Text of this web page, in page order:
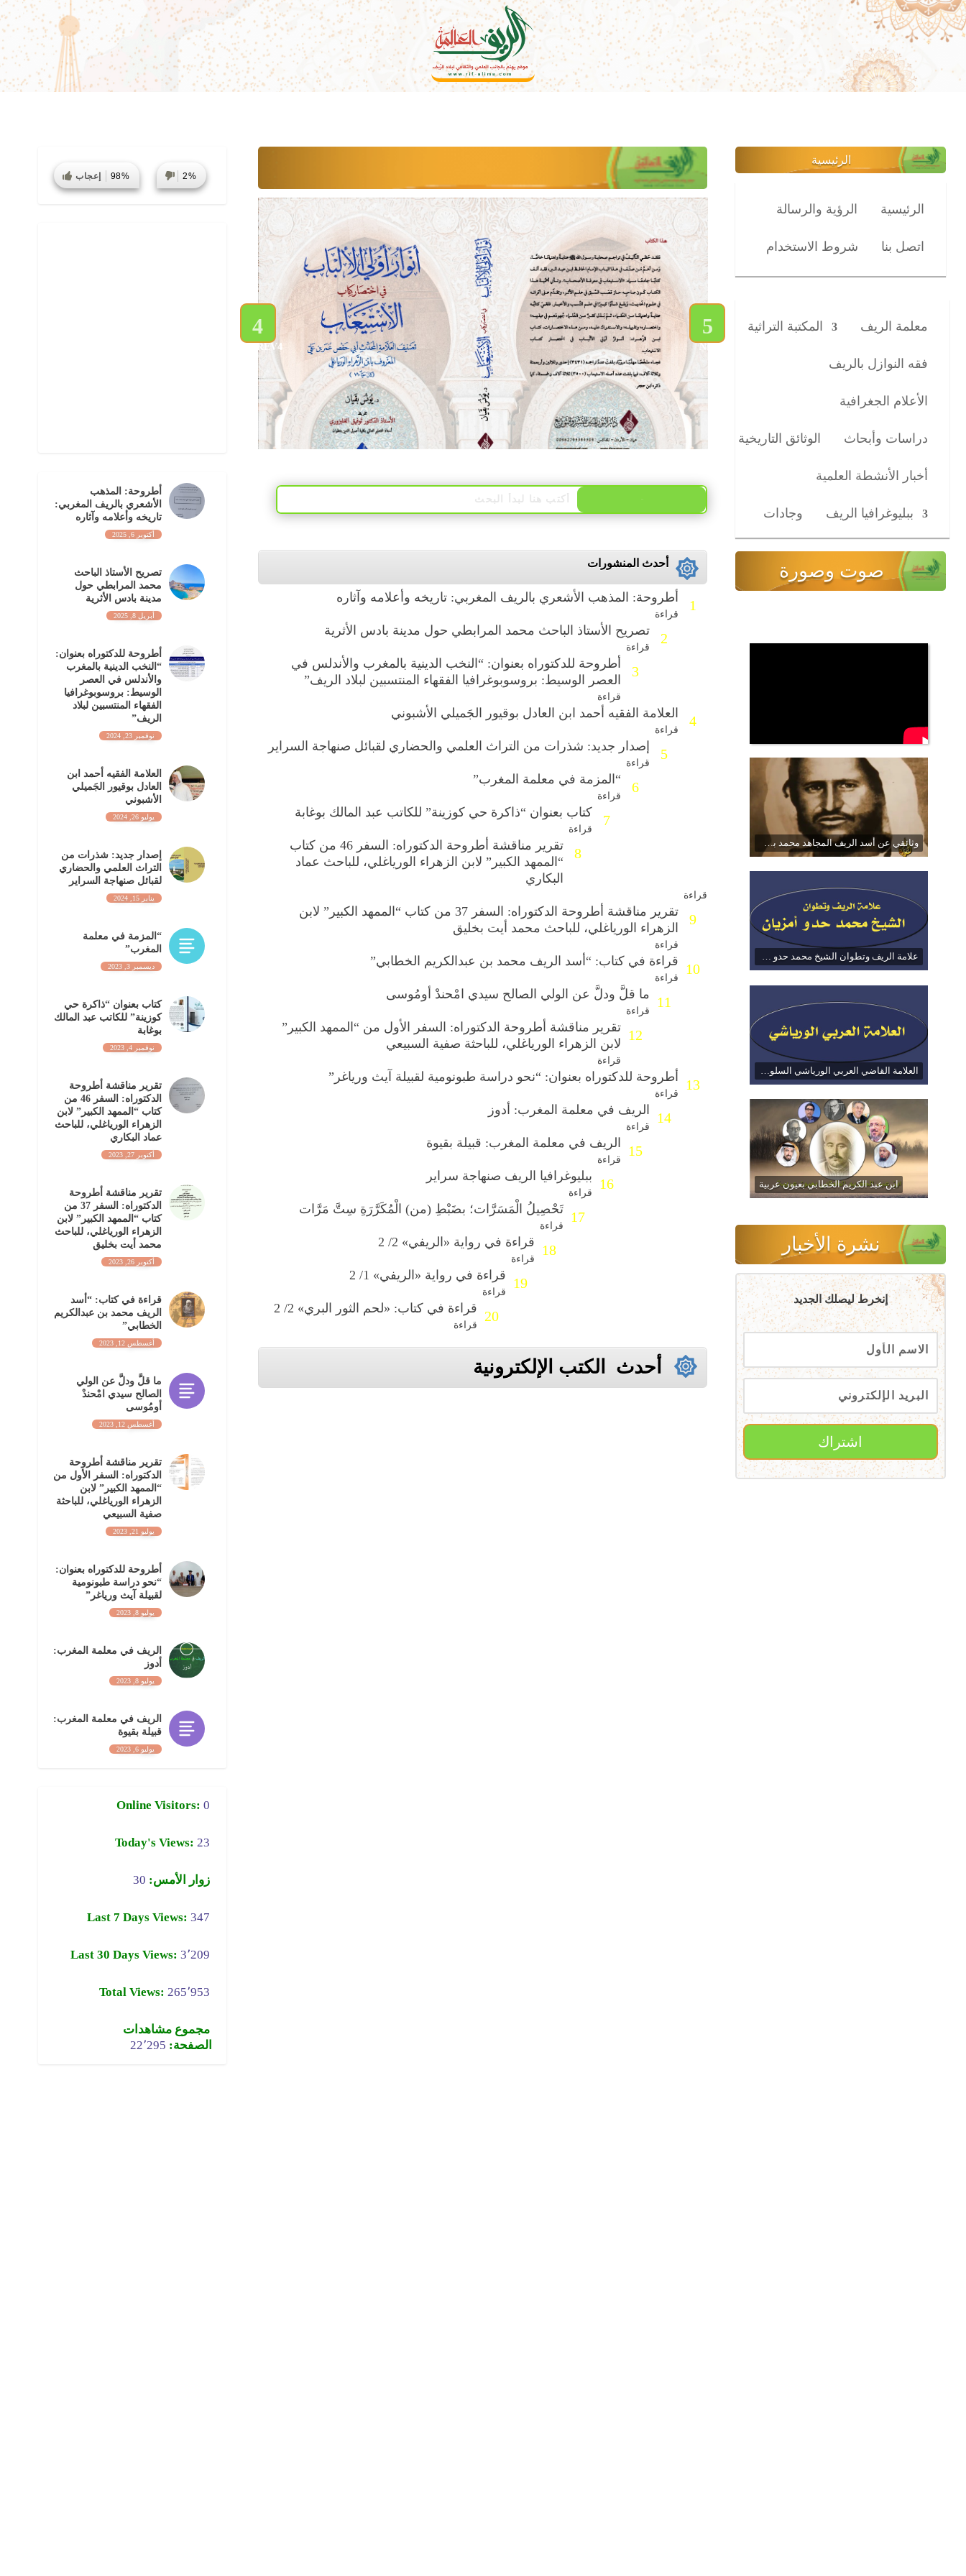
إعجاب 98% 2%
أطروحة: المذهب
الأشعري بالريف المغربي:
تاريخه وأعلامه وآثاره
أكتوبر 6, 2025
تصريح الأستاذ الباحث
محمد المرابطي حول
مدينة بادس الأثرية
أبريل 8, 2025
أطروحة للدكتوراه بعنوان:
“النخب الدينية بالمغرب
والأندلس في العصر
الوسيط: بروسوبوغرافيا
الفقهاء المنتسبين لبلاد
الريف”
نوفمبر 23, 2024
العلامة الفقيه أحمد ابن
العادل بوقيور الجَميلي
الأشبوني
يوليو 26, 2024
إصدار جديد: شذرات من
التراث العلمي والحضاري
لقبائل صنهاجة السراير
يناير 15, 2024
“المزمة في معلمة
المغرب”
ديسمبر 3, 2023
كتاب بعنوان “ذاكرة حي
كوزينة” للكاتب عبد المالك
بوغابة
نوفمبر 4, 2023
تقرير مناقشة أطروحة
الدكتوراه: السفر 46 من
كتاب “الممهد الكبير” لابن
الزهراء الورياغلي، للباحث
عماد البكاري
أكتوبر 27, 2023
تقرير مناقشة أطروحة
الدكتوراه: السفر 37 من
كتاب “الممهد الكبير” لابن
الزهراء الورياغلي، للباحث
محمد أيت بخليق
أكتوبر 26, 2023
قراءة في كتاب: “أسد
الريف محمد بن عبدالكريم
الخطابي”
أغسطس 12, 2023
ما قلَّ ودلَّ عن الولي
الصالح سيدي امْحندْ
أومُوسى
أغسطس 12, 2023
تقرير مناقشة أطروحة
الدكتوراه: السفر الأول من
“الممهد الكبير” لابن
الزهراء الورياغلي، للباحثة
صفية السبيعي
يوليو 21, 2023
أطروحة للدكتوراه بعنوان:
“نحو دراسة طبونومية
لقبيلة آيث ورياغر”
يوليو 8, 2023
الريف في معلمة المغرب:
أدوز
يوليو 8, 2023
الريف في معلمة المغرب:
قبيلة بقيوة
يوليو 6, 2023
Online Visitors:0
Today's Views:23
زوار الأمس: 30
Last 7 Days Views:347
Last 30 Days Views:3٬209
Total Views:265٬953
مجموع مشاهدات
الصفحة: 22٬295
PREV NEXT
أحدث المنشورات
1 أطروحة: المذهب الأشعري بالريف المغربي: تاريخه وأعلامه وآثاره
قراءة
2 تصريح الأستاذ الباحث محمد المرابطي حول مدينة بادس الأثرية
قراءة
3
أطروحة للدكتوراه بعنوان: “النخب الدينية بالمغرب والأندلس في
العصر الوسيط: بروسوبوغرافيا الفقهاء المنتسبين لبلاد الريف”
قراءة
4 العلامة الفقيه أحمد ابن العادل بوقيور الجَميلي الأشبوني
قراءة
5 إصدار جديد: شذرات من التراث العلمي والحضاري لقبائل صنهاجة السراير
قراءة
6 “المزمة في معلمة المغرب”
قراءة
7 كتاب بعنوان “ذاكرة حي كوزينة” للكاتب عبد المالك بوغابة
قراءة
8
تقرير مناقشة أطروحة الدكتوراه: السفر 46 من كتاب
“الممهد الكبير” لابن الزهراء الورياغلي، للباحث عماد
البكاري
قراءة
9
تقرير مناقشة أطروحة الدكتوراه: السفر 37 من كتاب “الممهد الكبير” لابن
الزهراء الورياغلي، للباحث محمد أيت بخليق
قراءة
10 قراءة في كتاب: “أسد الريف محمد بن عبدالكريم الخطابي”
قراءة
11 ما قلَّ ودلَّ عن الولي الصالح سيدي امْحندْ أومُوسى
قراءة
12 تقرير مناقشة أطروحة الدكتوراه: السفر الأول من “الممهد الكبير”
لابن الزهراء الورياغلي، للباحثة صفية السبيعي
قراءة
13 أطروحة للدكتوراه بعنوان: “نحو دراسة طبونومية لقبيلة آيث ورياغر”
قراءة
14 الريف في معلمة المغرب: أدوز
قراءة
15 الريف في معلمة المغرب: قبيلة بقيوة
قراءة
16 ببليوغرافيا الريف صنهاجة سراير
قراءة
17 تَحْصِيلُ الْمَسَرَّات؛ بضَبْطِ (من) الْمُكَرَّرَةِ سِتَّ مَرَّات
قراءة
18 قراءة في رواية «الريفي» 2/ 2
قراءة
19 قراءة في رواية «الريفي» 1/ 2
قراءة
20 قراءة في كتاب: «لحم الثور البري» 2/ 2
قراءة
أحدث الكتب الإلكترونية
الرئيسية
الرئيسية الرؤية والرسالة
اتصل بنا شروط الاستخدام
معلمة الريف المكتبة التراثية
فقه النوازل بالريف
الأعلام الجغرافية
دراسات وأبحاث الوثائق التاريخية
أخبار الأنشطة العلمية
ببليوغرافيا الريف وجادات
صوت وصورة
وثائقي عن أسد الريف المجاهد محمد بن عبد الكريم
علامة الريف وتطوان الشيخ محمد حدو أمزيان
ابن عبد الكريم الخطابي بعيون عربية
نشرة الأخبار
إنخرط ليصلك الجديد
اشتراك